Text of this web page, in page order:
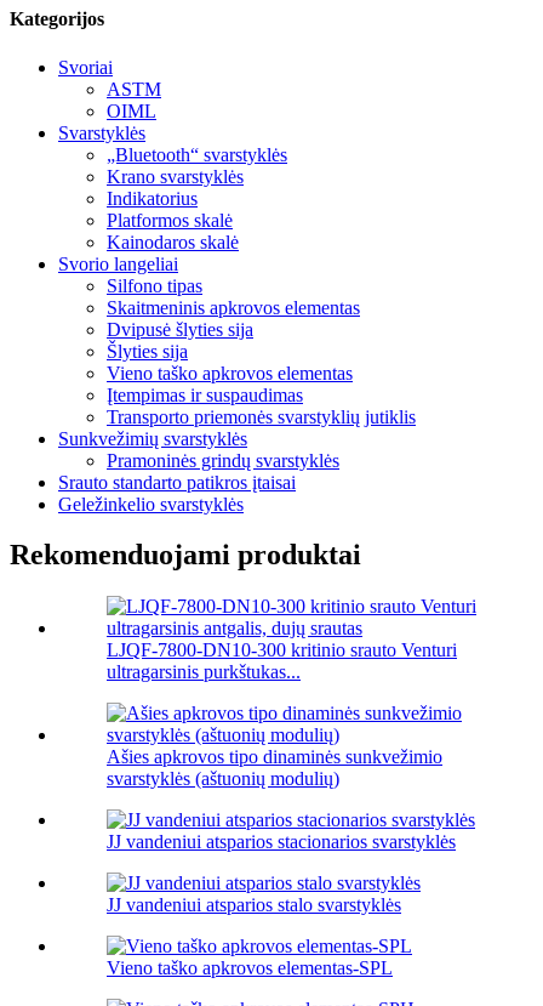
Kategorijos
Svoriai
ASTM
OIML
Svarstyklės
„Bluetooth“ svarstyklės
Krano svarstyklės
Indikatorius
Platformos skalė
Kainodaros skalė
Svorio langeliai
Silfono tipas
Skaitmeninis apkrovos elementas
Dvipusė šlyties sija
Šlyties sija
Vieno taško apkrovos elementas
Įtempimas ir suspaudimas
Transporto priemonės svarstyklių jutiklis
Sunkvežimių svarstyklės
Pramoninės grindų svarstyklės
Srauto standarto patikros įtaisai
Geležinkelio svarstyklės
Rekomenduojami produktai
LJQF-7800-DN10-300 kritinio srauto Venturi
ultragarsinis purkštukas...
Ašies apkrovos tipo dinaminės sunkvežimio
svarstyklės (aštuonių modulių)
JJ vandeniui atsparios stacionarios svarstyklės
JJ vandeniui atsparios stalo svarstyklės
Vieno taško apkrovos elementas-SPL